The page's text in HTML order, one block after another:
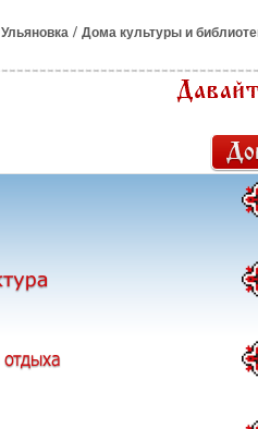
Ульяновка / Дома культуры и